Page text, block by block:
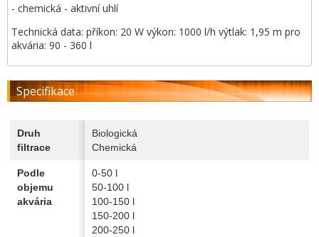
- chemická - aktivní uhlí
Technická data: příkon: 20 W výkon: 1000 l/h výtlak: 1,95 m pro
akvária: 90 - 360 l
Specifikace
Druh
filtrace
Biologická
Chemická
Podle
objemu
akvária
0-50 l
50-100 l
100-150 l
150-200 l
200-250 l